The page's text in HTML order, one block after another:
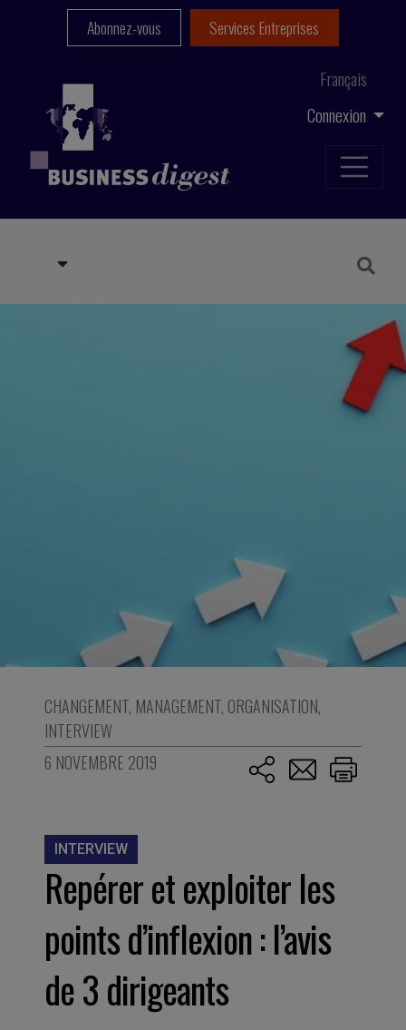
Connexion
Français
Abonnez-vous Services Entreprises
CHANGEMENT, MANAGEMENT, ORGANISATION,
INTERVIEW
6 NOVEMBRE 2019
INTERVIEW
Repérer et exploiter les
points d’inflexion : l’avis
de 3 dirigeants